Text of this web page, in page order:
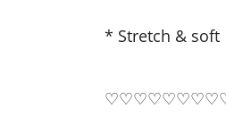
* Stretch & soft